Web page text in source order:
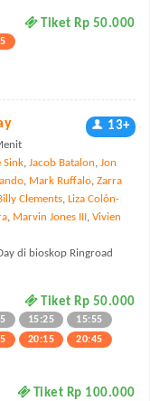
Tiket Rp 50.000
13+
Sink, Jacob Batalon, Jon
, Mark Ruffalo, Zarra
Clements, Liza Colón-
, Marvin Jones III, Vivien
di bioskop Ringroad
Tiket Rp 50.000
15:25
15:55
20:15
20:45
Tiket Rp 100.000